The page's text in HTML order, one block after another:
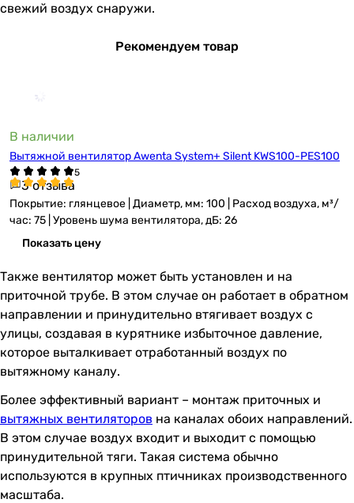
свежий воздух снаружи.
Рекомендуем товар
В наличии
Вытяжной вентилятор Awenta System+ Silent KWS100-PES100
3 отзыва
Покрытие: глянцевое | Диаметр, мм: 100 | Расход воздуха, м³/
час: 75 | Уровень шума вентилятора, дБ: 26
Показать цену
Также вентилятор может быть установлен и на
приточной трубе. В этом случае он работает в обратном
направлении и принудительно втягивает воздух с
улицы, создавая в курятнике избыточное давление,
которое выталкивает отработанный воздух по
вытяжному каналу.
Более эффективный вариант – монтаж приточных и
вытяжных вентиляторов на каналах обоих направлений.
В этом случае воздух входит и выходит с помощью
принудительной тяги. Такая система обычно
используются в крупных птичниках производственного
масштаба.